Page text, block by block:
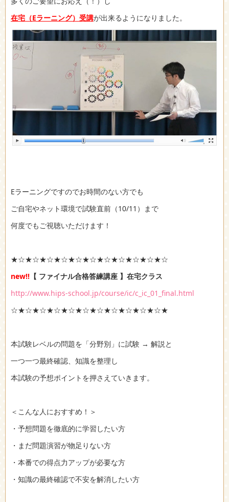
在宅（Eラーニング）受講が出来るようになりました。
Eラーニングですのでお時間のない方でも
ご自宅やネット環境で試験直前（10/11）まで
何度でもご視聴いただけます！
★☆★☆★☆★☆★☆★☆★☆★☆★☆★☆★☆
new!! 【 ファイナル合格答練講座 】在宅クラス
http://www.hips-school.jp/course/ic/c_ic_01_final.html
☆★☆★☆★☆★☆★☆★☆★☆★☆★☆★☆★
本試験レベルの問題を「分野別」に試験 → 解説と
一つ一つ最終確認、知識を整理し
本試験の予想ポイントを押さえていきます。
＜こんな人におすすめ！＞
・予想問題を徹底的に学習したい方
・まだ問題演習が物足りない方
・本番での得点力アップが必要な方
・知識の最終確認で不安を解消したい方